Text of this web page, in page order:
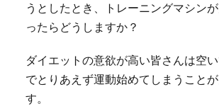
うとしたとき、トレーニングマシン
ったらどうしますか？
ダイエットの意欲が高い皆さんは空
でとりあえず運動始めてしまうこと
す。